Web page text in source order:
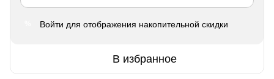
Войти для отображения накопительной скидки
В избранное